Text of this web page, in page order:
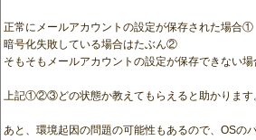
正常にメールアカウントの設定が保存された場合①
暗号化失敗している場合はたぶん②
そもそもメールアカウントの設定が保存できない
上記①②③どの状態か教えてもらえると助かります
あと、環境起因の問題の可能性もあるので、OSの